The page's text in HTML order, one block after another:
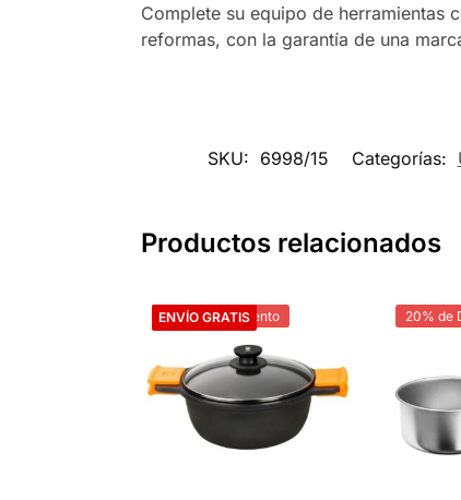
Complete su equipo de herramientas
reformas, con la garantía de una
SKU: 6998/15 Categorías:
Productos relacionados
20% de Descuento
ENVÍO GRATIS 20% de